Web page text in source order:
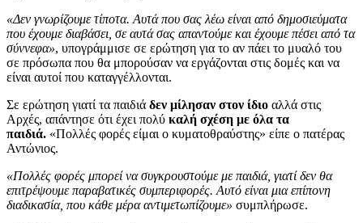
«Δεν γνωρίζουμε τίποτα. Αυτά που σας λέω είναι από δημοσιεύματα
που έχουμε διαβάσει, σε αυτά σας απαντούμε και έχουμε πέσει από τα
σύννεφα», υπογράμμισε σε ερώτηση για το αν πάει το μυαλό του
σε πρόσωπα που θα μπορούσαν να εργάζονται στις δομές και να
είναι αυτοί που καταγγέλλονται.
Σε ερώτηση γιατί τα παιδιά δεν μίλησαν στον ίδιο αλλά στις
Αρχές, απάντησε ότι έχει πολύ καλή σχέση με όλα τα
παιδιά. «Πολλές φορές είμαι ο κυματοθραύστης» είπε ο πατέρας
Αντώνιος.
«Πολλές φορές μπορεί να συγκρουστούμε με παιδιά, γιατί δεν θα
επιτρέψουμε παραβατικές συμπεριφορές. Αυτό είναι μια επίπονη
διαδικασία, που κάθε μέρα αντιμετωπίζουμε» συμπλήρωσε.